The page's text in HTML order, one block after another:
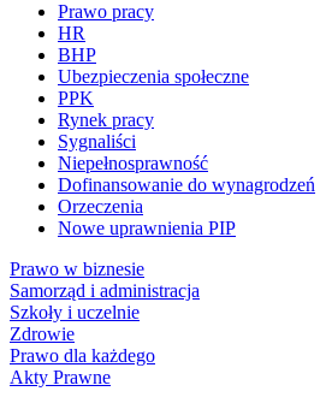
Prawo pracy
HR
BHP
Ubezpieczenia społeczne
PPK
Rynek pracy
Sygnaliści
Niepełnosprawność
Dofinansowanie do wynagrodzeń
Orzeczenia
Nowe uprawnienia PIP
Prawo w biznesie
Samorząd i administracja
Szkoły i uczelnie
Zdrowie
Prawo dla każdego
Akty Prawne